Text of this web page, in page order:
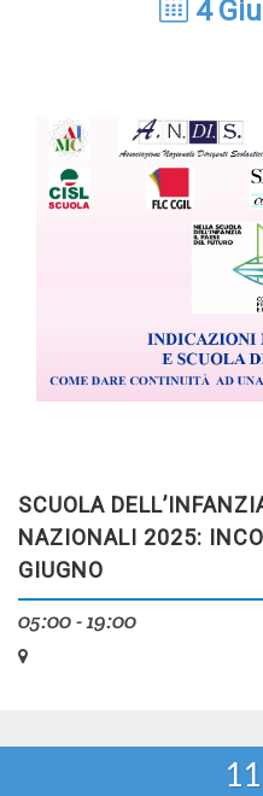
4
SCUOLA
NAZIONALI 2025:
GIUGNO
05:00 - 19:00
11